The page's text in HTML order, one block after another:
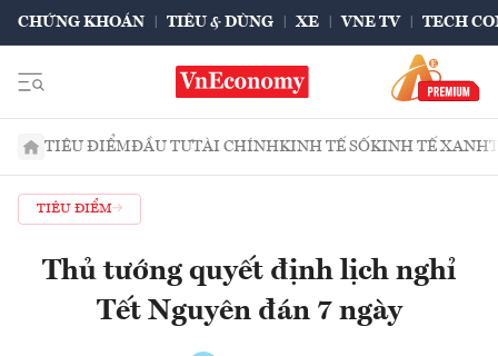
CHỨNG KHOÁN TIÊU & DÙNG XE VNE TV TECH
TIÊU ĐIỂMĐẦU TƯTÀI CHÍNHKINH TẾ SỐKINH TẾ XANH
TIÊU ĐIỂM
Thủ tướng quyết định lịch nghỉ
Tết Nguyên đán 7 ngày